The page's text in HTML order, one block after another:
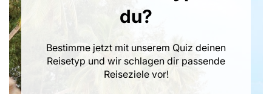
du?
Bestimme jetzt mit unserem Quiz deinen
Reisetyp und wir schlagen dir passende
Reiseziele vor!